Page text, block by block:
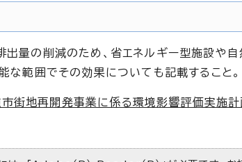
量の削減のため、省エネルギー型施設や
な範囲でその効果についても記載すること。
街地再開発事業に係る環境影響評価実施